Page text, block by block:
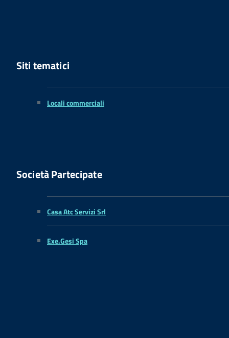
Siti tematici
Locali commerciali
Società Partecipate
Casa Atc Servizi Srl
Exe.Gesi Spa